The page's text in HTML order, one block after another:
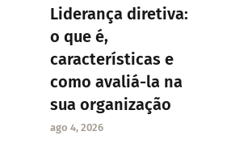
Liderança diretiva:
o que é,
características e
como avaliá-la na
sua organização
ago 4, 2026